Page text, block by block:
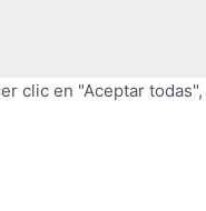
clic en "Aceptar